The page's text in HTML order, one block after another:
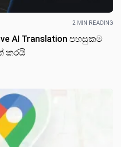
2 MIN READING
AI Translation පහසුකම
කරයි